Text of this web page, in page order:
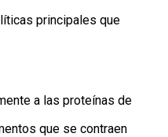
principales que
a las proteínas de
que se contraen